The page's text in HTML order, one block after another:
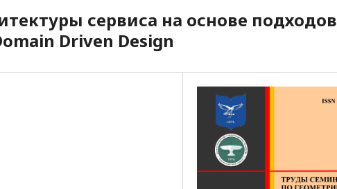
сервиса на основе подходов
Driven Design